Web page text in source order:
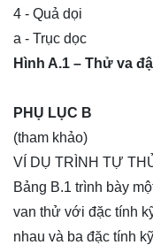
4 - Quả dọi
a - Trục dọc
Hình A.1 – Thử va
PHỤ LỤC B
(tham khảo)
VÍ DỤ TRÌNH TỰ
Bảng B.1 trình bày
van thử với đặc tính
nhau và ba đặc tính